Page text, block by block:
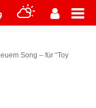
Song – für “Toy